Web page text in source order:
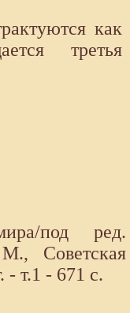
как
третья
под ред.
Советская
- т.1 - 671 с.